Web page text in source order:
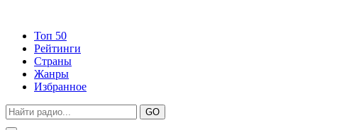
Топ 50
Рейтинги
Страны
Жанры
Избранное
GO